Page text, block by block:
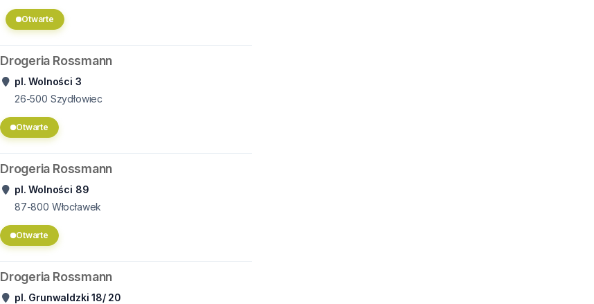
Otwarte
Drogeria Rossmann
pl. Wolności 3
26-500 Szydłowiec
Otwarte
Drogeria Rossmann
pl. Wolności 89
87-800 Włocławek
Otwarte
Drogeria Rossmann
pl. Grunwaldzki 18/ 20